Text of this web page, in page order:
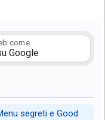
come
Google
segreti e Good